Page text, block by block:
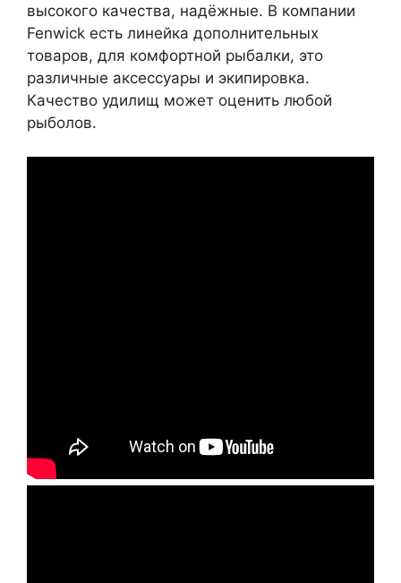
высокого качества, надёжные. В компании
Fenwick есть линейка дополнительных
товаров, для комфортной рыбалки, это
различные аксессуары и экипировка.
Качество удилищ может оценить любой
рыболов.